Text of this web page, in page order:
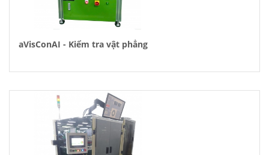
aVisConAI - Kiểm tra vật phẳng